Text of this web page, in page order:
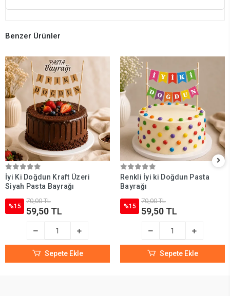
Benzer Ürünler
İyi Ki Doğdun Kraft Üzeri
Siyah Pasta Bayrağı
%15
70,00 TL
59,50 TL
Sepete Ekle
Renkli İyi ki Doğdun Pasta
Bayrağı
%15
70,00 TL
59,50 TL
Sepete Ekle